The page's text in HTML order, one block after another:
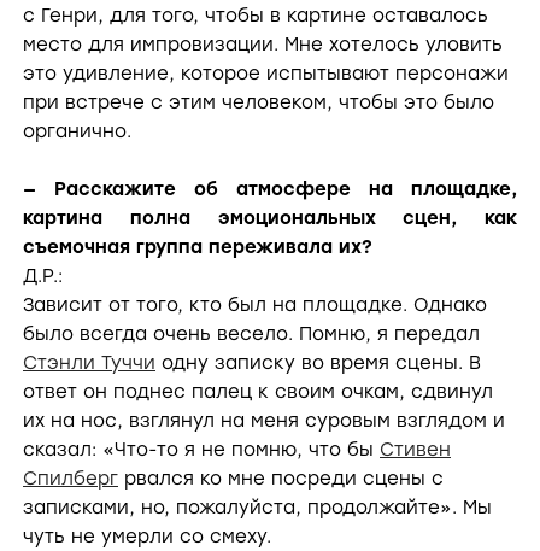
с Генри, для того, чтобы в картине оставалось
место для импровизации. Мне хотелось уловить
это удивление, которое испытывают персонажи
при встрече с этим человеком, чтобы это было
органично.
— Расскажите об атмосфере на площадке,
картина полна эмоциональных сцен, как
съемочная группа переживала их?
Д.Р.:
Зависит от того, кто был на площадке. Однако
было всегда очень весело. Помню, я передал
Стэнли Туччи одну записку во время сцены. В
ответ он поднес палец к своим очкам, сдвинул
их на нос, взглянул на меня суровым взглядом и
сказал: «Что-то я не помню, что бы Стивен
Спилберг рвался ко мне посреди сцены с
записками, но, пожалуйста, продолжайте». Мы
чуть не умерли со смеху.